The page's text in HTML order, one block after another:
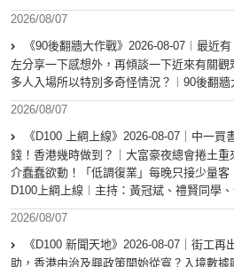
2026/08/07
《90後翻牆大作戰》2026-08-07︱最近
左分享一下感想外，再傾談一下近來有關觀
多人入場所以特別多奇怪情況？︱90後翻
2026/08/07
《D100 上綱上線》2026-08-07｜中一
錢！香港幾時做到？｜大富豪夜總會捲土
介蠢蠢欲動！「低調復業」每晚只接少量客
D100上綱上線︱主持：黃冠斌、禮賢同學
2026/08/07
《D100 新聞天地》2026-08-07｜街工
助，香港由治及興政策開始從寬？入境數